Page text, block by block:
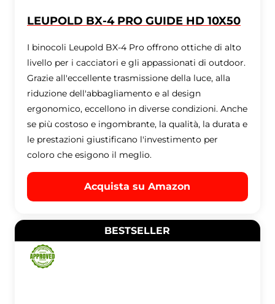
LEUPOLD BX-4 PRO GUIDE HD 10X50
I binocoli Leupold BX-4 Pro offrono ottiche di alto
livello per i cacciatori e gli appassionati di outdoor.
Grazie all'eccellente trasmissione della luce, alla
riduzione dell'abbagliamento e al design
ergonomico, eccellono in diverse condizioni. Anche
se più costoso e ingombrante, la qualità, la durata e
le prestazioni giustificano l'investimento per
coloro che esigono il meglio.
Acquista su Amazon
BESTSELLER